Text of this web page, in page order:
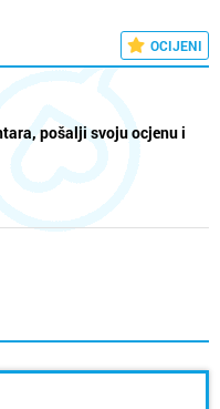
OCIJENI
pošalji svoju ocjenu i